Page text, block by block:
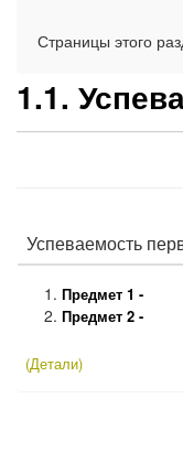
Страницы этого
1.1.
Успеваемость
Предмет 1 -
Предмет 2 -
(Детали)